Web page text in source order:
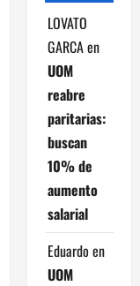
LOVATO
GARCAen
UOM
reabre
paritarias:
buscan
10% de
aumento
salarial
Eduardo en
UOM